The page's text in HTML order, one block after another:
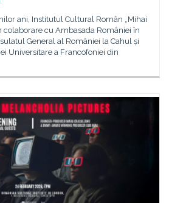
ani, Institutul Cultural Român „Mihai
colaborare cu Ambasada României în
General al României la Cahul și
Universitare a Francofoniei din